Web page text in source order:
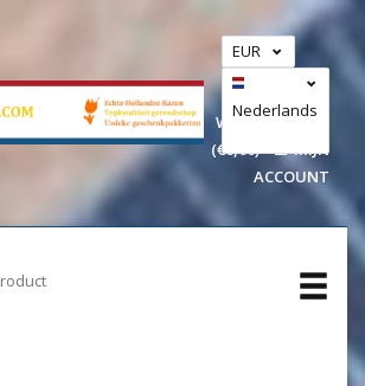
EUR
GBP
USD
Nederlands
Deutsch
WINKELWAGEN
(€0,00)
MIJN
ACCOUNT